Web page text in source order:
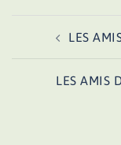
d’article
LES
LES AMIS